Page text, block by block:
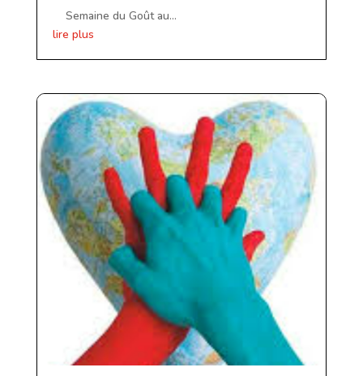
Semaine du Goût au...
lire plus